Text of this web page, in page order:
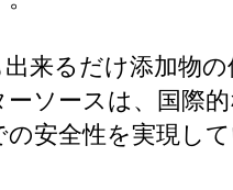
来るだけ添加物
ソースは、国際
安全性を実現して